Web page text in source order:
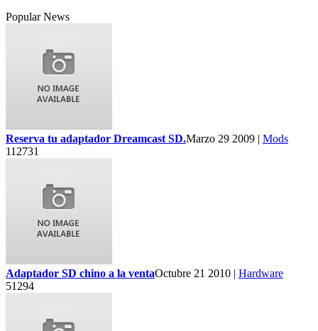
Popular News
Reserva tu adaptador Dreamcast SD.Marzo 29 2009 | Mods
112731
Adaptador SD chino a la ventaOctubre 21 2010 | Hardware
51294